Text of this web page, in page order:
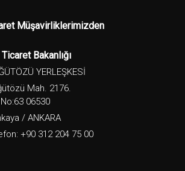
Müşavirliklerimizden
Ticaret Bakanlığı
YERLEŞKESİ
Mah. 2176.
06530
/ ANKARA
+90 312 204 75 00